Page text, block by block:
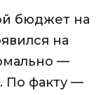
бюджет на
на
—
По факту —